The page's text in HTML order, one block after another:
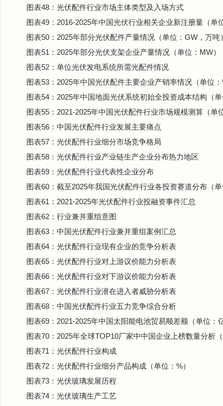
图表48：光伏配件行业市场主体类型及入场方式
图表49：2016-2025年中国光伏行业相关企业新注册量（单
图表50：2025年部分光伏配件产量情况（单位：GW，万吨
图表51：2025年部分光伏支架企业产量情况（单位：MW）
图表52：单位光伏发电系统所需光配件情况
图表53：2025年中国光伏配件主要企业产销率情况（单位
图表54：2025年中国地面光伏系统初始全投资成本结构（
图表55：2021-2025年中国光伏配件行业市场规模测算（单
图表56：中国光伏配件行业发展主要痛点
图表57：光伏配件行业细分市场竞争格局
图表58：光伏配件行业产业链生产企业分布热力地区
图表59：光伏配件行业代表性企业分布
图表60：截至2025年我国光伏配件行业各投资赛道分布（
图表61：2021-2025年光伏配件行业投融资事件汇总
图表62：行业兼并重组意图
图表63：中国光伏配件行业兼并重组案例汇总
图表64：光伏配件行业现有企业的竞争分析表
图表65：光伏配件行业对上游议价能力分析表
图表66：光伏配件行业对下游议价能力分析表
图表67：光伏配件行业潜在进入者威胁分析表
图表68：中国光伏配件行业五力竞争综合分析
图表69：2021-2025年中国太阳能电池贸易顺差额（单位：
图表70：2025年全球TOP10厂家中中国企业上榜数量分析
图表71：光伏配件行业构成
图表72：光伏配件行业细分产品构成（单位：%）
图表73：光伏玻璃发展历程
图表74：光伏玻璃生产工艺